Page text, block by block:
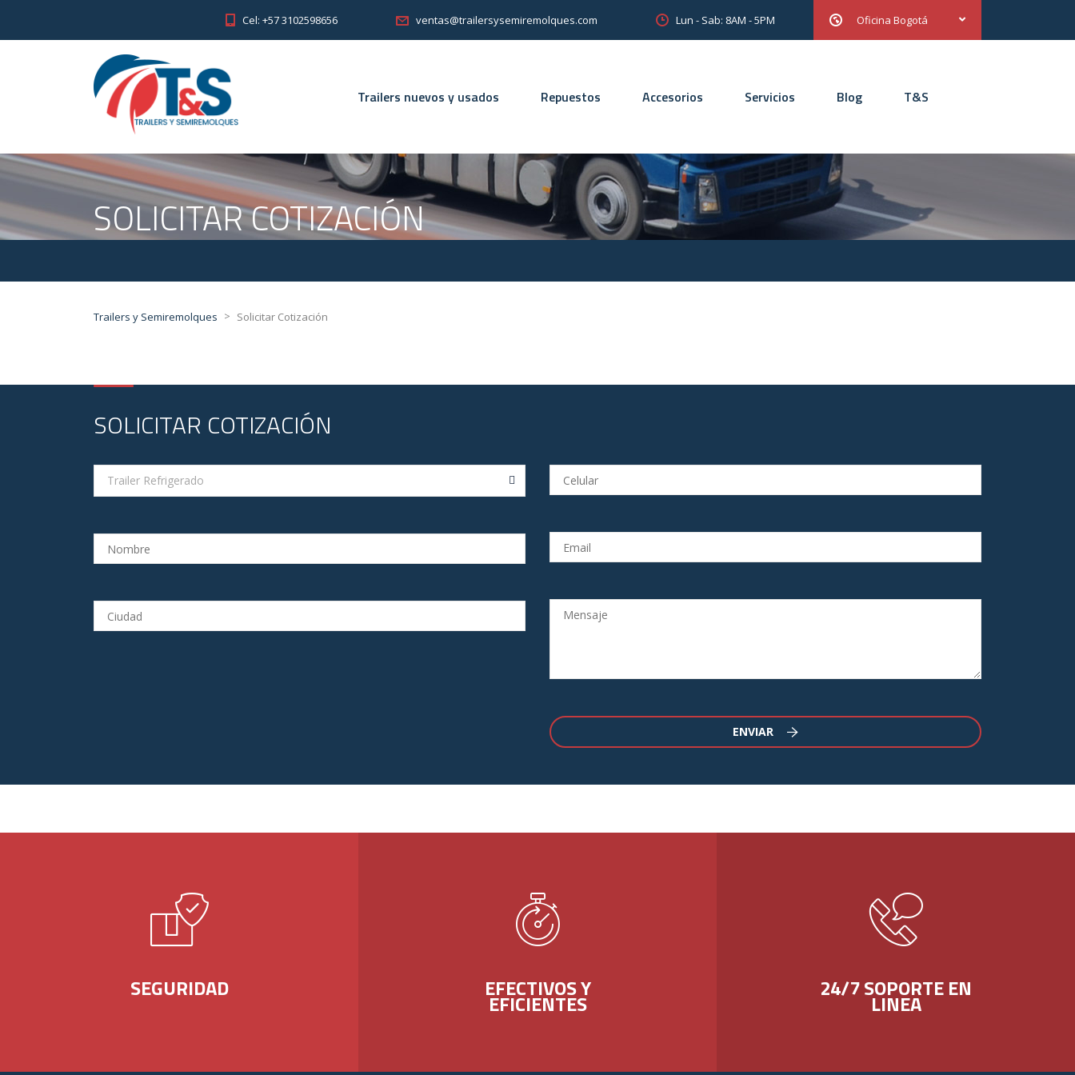
Oficina Bogotá
Cel: +57 3102598656 ventas@trailersysemiremolques.com Lun - Sab: 8AM - 5PM
Trailers nuevos y usados Repuestos Accesorios Servicios Blog T&S
SOLICITAR COTIZACIÓN
Trailers y Semiremolques > Solicitar Cotización
SOLICITAR COTIZACIÓN
Trailer Refrigerado
ENVIAR
SEGURIDAD EFECTIVOS Y
EFICIENTES
24/7 SOPORTE EN
LINEA